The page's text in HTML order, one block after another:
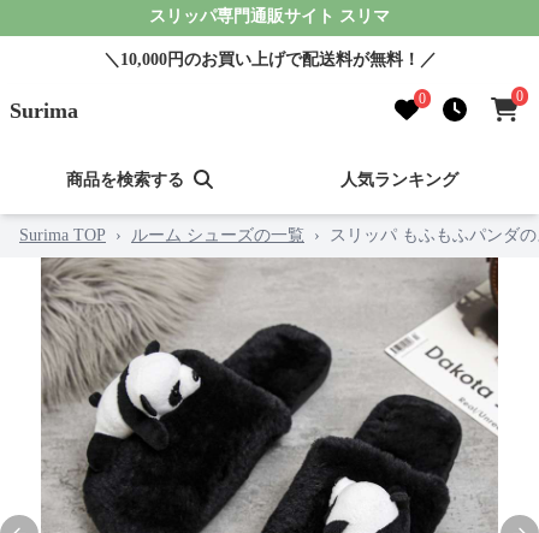
スリッパ専門通販サイト スリマ
＼10,000円のお買い上げで配送料が無料！／
Surima 0 0
商品を検索する 人気ランキング
Surima TOP › ルーム シューズの一覧 › スリッパ もふもふパンダ